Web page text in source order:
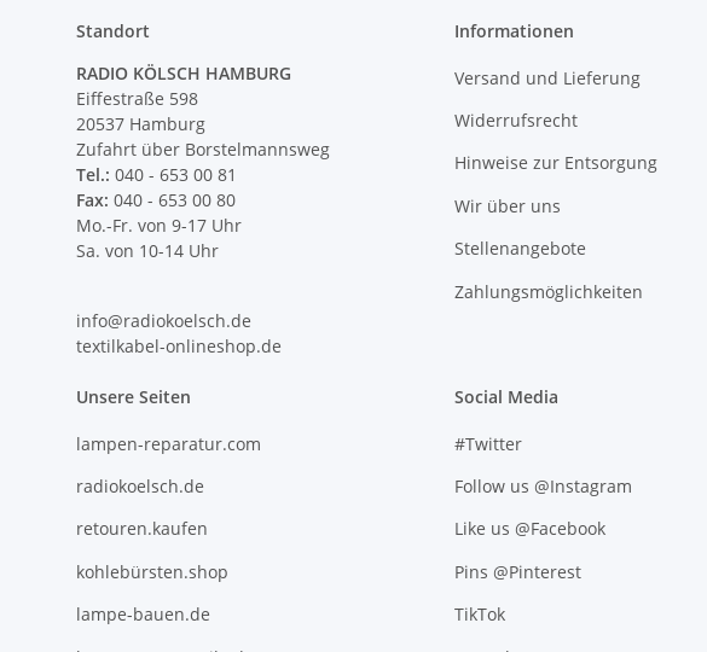
Standort
RADIO KÖLSCH HAMBURG
Eiffestraße 598
20537 Hamburg
Zufahrt über Borstelmannsweg
Tel.: 040 - 653 00 81
Fax: 040 - 653 00 80
Mo.-Fr. von 9-17 Uhr
Sa. von 10-14 Uhr
info@radiokoelsch.de
textilkabel-onlineshop.de
Informationen
Versand und Lieferung
Widerrufsrecht
Hinweise zur Entsorgung
Wir über uns
Stellenangebote
Zahlungsmöglichkeiten
Unsere Seiten
lampen-reparatur.com
radiokoelsch.de
retouren.kaufen
kohlebürsten.shop
lampe-bauen.de
Social Media
#Twitter
Follow us @Instagram
Like us @Facebook
Pins @Pinterest
TikTok